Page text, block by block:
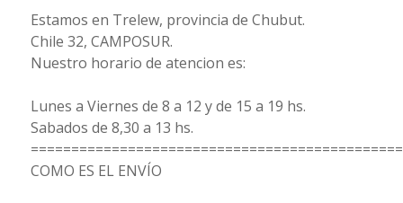
Estamos en Trelew, provincia de Chubut.
Chile 32, CAMPOSUR.
Nuestro horario de atencion es:
Lunes a Viernes de 8 a 12 y de 15 a 19 hs.
Sabados de 8,30 a 13 hs.
COMO ES EL ENVÍO